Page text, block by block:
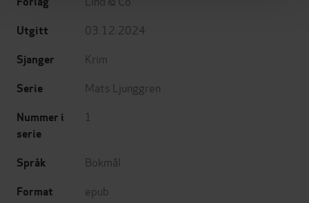
Utgitt 03.12.2024
Sjanger Krim
Serie Mats Ljunggren
Nummer i
serie
1
Språk Bokmål
Format epub